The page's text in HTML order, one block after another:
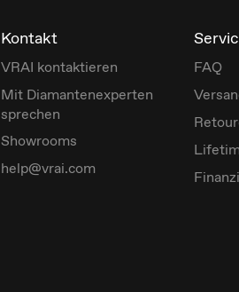
Kontakt
VRAI kontaktieren
Mit Diamantenexperten
sprechen
Showrooms
help@vrai.com
FAQ